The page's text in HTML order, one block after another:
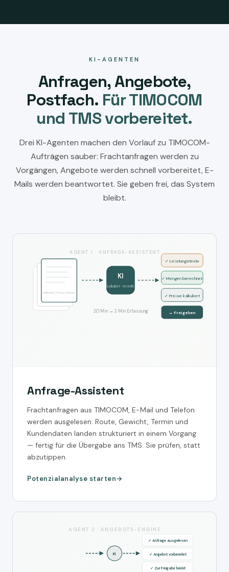
KI-AGENTEN
Anfragen, Angebote,
Postfach. Für TIMOCOM
und TMS vorbereitet.
Drei KI-Agenten machen den Vorlauf zu TIMOCOM-
Aufträgen sauber: Frachtanfragen werden zu
Vorgängen, Angebote werden schnell vorbereitet, E-
Mails werden beantwortet. Sie geben frei, das System
bleibt.
AGENT 1 · ANFRAGE-ASSISTENT
Aufmaß, Fotos, Daten
KI
kalkuliert · erstellt
✓ Leistungstexte
✓ Mengen berechnet
✓ Preise kalkuliert
→ Freigeben
20 Min → 2 Min Erfassung
Anfrage-Assistent
Frachtanfragen aus TIMOCOM, E-Mail und Telefon
werden ausgelesen: Route, Gewicht, Termin und
Kundendaten landen strukturiert in einem Vorgang
— fertig für die Übergabe ans TMS. Sie prüfen, statt
abzutippen.
Potenzialanalyse starten
AGENT 2 · ANGEBOTS-ENGINE
KI
✓ Anfrage ausgelesen
✓ Angebot vorbereitet
✓ Zur Freigabe bereit